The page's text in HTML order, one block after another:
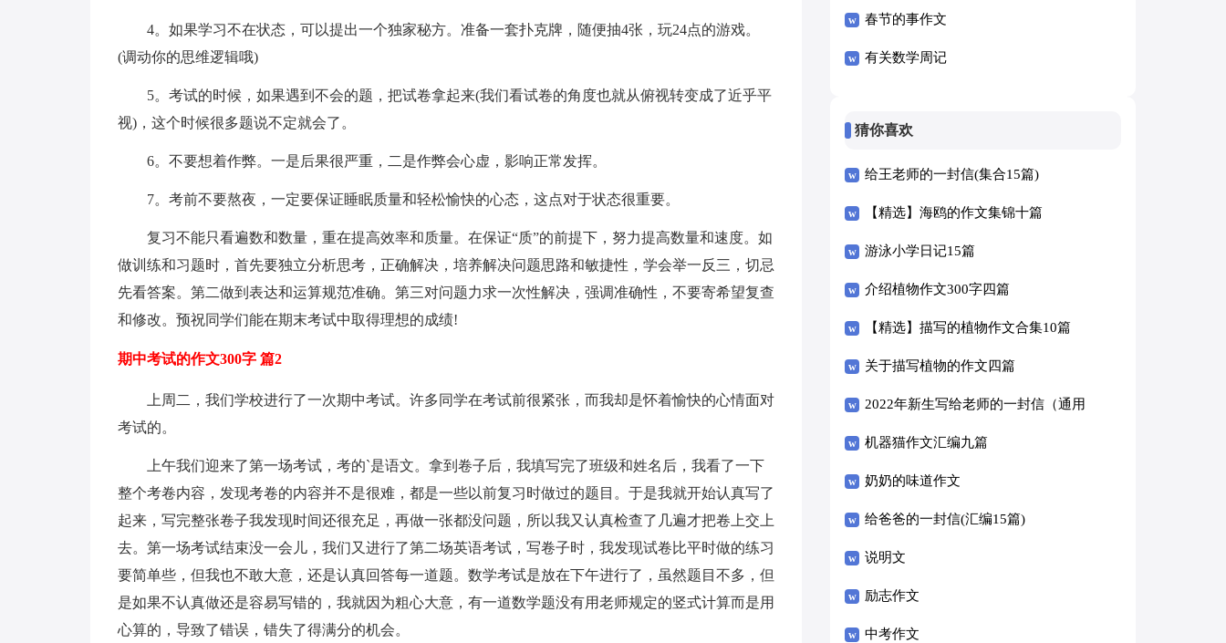
4。如果学习不在状态，可以提出一个独家秘方。准备一套扑克牌，随便抽4张，玩24点的游戏。
(调动你的思维逻辑哦)
5。考试的时候，如果遇到不会的题，把试卷拿起来(我们看试卷的角度也就从俯视转变成了近乎平
视)，这个时候很多题说不定就会了。
6。不要想着作弊。一是后果很严重，二是作弊会心虚，影响正常发挥。
7。考前不要熬夜，一定要保证睡眠质量和轻松愉快的心态，这点对于状态很重要。
复习不能只看遍数和数量，重在提高效率和质量。在保证“质”的前提下，努力提高数量和速度。如
做训练和习题时，首先要独立分析思考，正确解决，培养解决问题思路和敏捷性，学会举一反三，切忌
先看答案。第二做到表达和运算规范准确。第三对问题力求一次性解决，强调准确性，不要寄希望复查
和修改。预祝同学们能在期末考试中取得理想的成绩!
期中考试的作文300字 篇2
上周二，我们学校进行了一次期中考试。许多同学在考试前很紧张，而我却是怀着愉快的心情面对
考试的。
上午我们迎来了第一场考试，考的`是语文。拿到卷子后，我填写完了班级和姓名后，我看了一下
整个考卷内容，发现考卷的内容并不是很难，都是一些以前复习时做过的题目。于是我就开始认真写了
起来，写完整张卷子我发现时间还很充足，再做一张都没问题，所以我又认真检查了几遍才把卷上交上
去。第一场考试结束没一会儿，我们又进行了第二场英语考试，写卷子时，我发现试卷比平时做的练习
要简单些，但我也不敢大意，还是认真回答每一道题。数学考试是放在下午进行了，虽然题目不多，但
是如果不认真做还是容易写错的，我就因为粗心大意，有一道数学题没有用老师规定的竖式计算而是用
心算的，导致了错误，错失了得满分的机会。
春节的事作文
有关数学周记
猜你喜欢
给王老师的一封信(集合15篇)
【精选】海鸥的作文集锦十篇
游泳小学日记15篇
介绍植物作文300字四篇
【精选】描写的植物作文合集10篇
关于描写植物的作文四篇
2022年新生写给老师的一封信（通用
8篇）
机器猫作文汇编九篇
奶奶的味道作文
给爸爸的一封信(汇编15篇)
说明文
励志作文
中考作文